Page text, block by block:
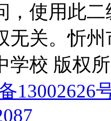
，使用此
无关。忻州
学校 版权
13002626